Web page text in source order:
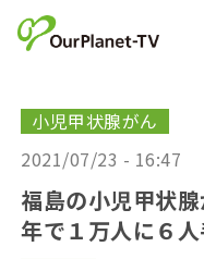
小児甲状腺がん
2021/07/23 - 16:47
福島の小児甲状
年で１万人に６